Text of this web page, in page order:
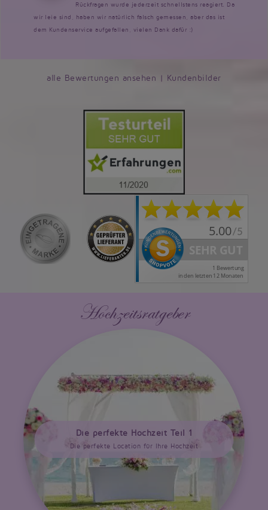
Rückfragen wurde jederzeit schnellstens reagiert. Da
wir leie sind, haben wir natürlich falsch gemessen, aber das ist
dem Kundenservice aufgefallen, vielen Dank dafür :)
alle Bewertungen ansehen | Kundenbilder
Hochzeitsratgeber
Die perfekte Hochzeit Teil 1
Die perfekte Location für Ihre Hochzeit